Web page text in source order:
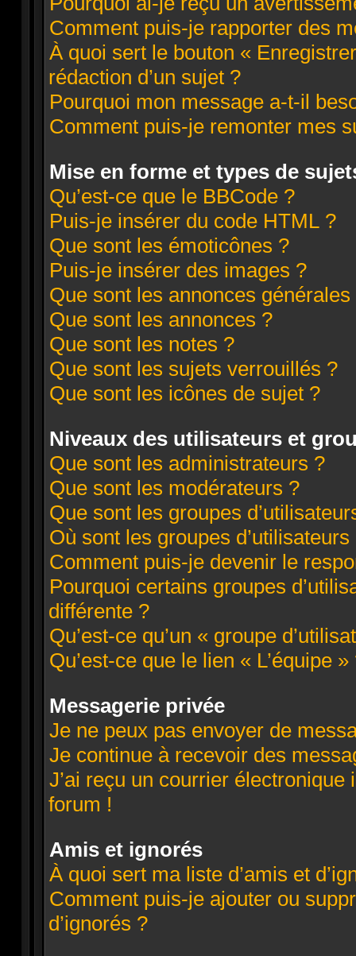
Comment puis-je rapporter des
À quoi sert le bouton «
rédaction d’un sujet ?
Pourquoi mon message a-t-il
Comment puis-je remonter mes
Mise en forme et types de
Qu’est-ce que le BBCode ?
Puis-je insérer du code HTML ?
Que sont les émoticônes ?
Puis-je insérer des images ?
Que sont les annonces générales
Que sont les annonces ?
Que sont les notes ?
Que sont les sujets verrouillés ?
Que sont les icônes de sujet ?
Niveaux des utilisateurs et
Que sont les administrateurs ?
Que sont les modérateurs ?
Que sont les groupes
Où sont les groupes
Comment puis-je devenir le
Pourquoi certains groupes
différente ?
Qu’est-ce qu’un « groupe
Qu’est-ce que le lien « L’équipe »
Messagerie privée
Je ne peux pas envoyer de
Je continue à recevoir des
J’ai reçu un courrier électronique
forum !
Amis et ignorés
À quoi sert ma liste d’amis et
Comment puis-je ajouter ou
d’ignorés ?